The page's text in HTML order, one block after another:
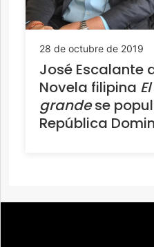
28 de octubre de 2019
José Escalante
Novela filipina
grandese
República